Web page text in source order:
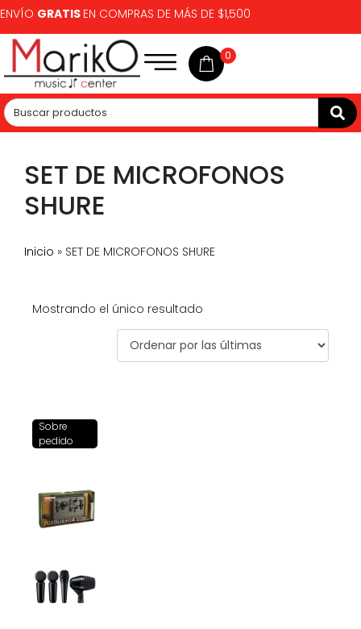
ENVÍO GRATIS EN COMPRAS DE MÁS DE $1,500
0
SET DE MICROFONOS
SHURE
Inicio » SET DE MICROFONOS SHURE
Mostrando el único resultado
Sobre
pedido